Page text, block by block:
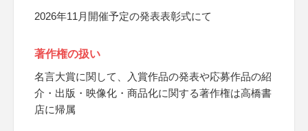
2026年11月開催予定の発表表彰式にて
著作権の扱い
名言大賞に関して、入賞作品の発表や応募作品の紹
介・出版・映像化・商品化に関する著作権は高橋書
店に帰属